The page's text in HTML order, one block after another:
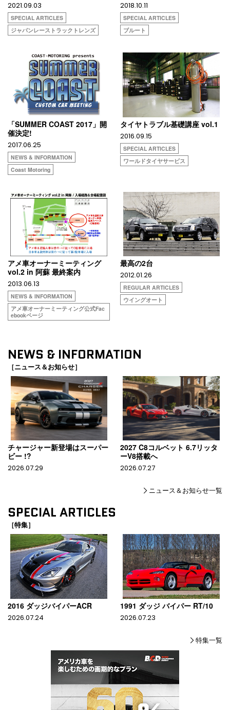
2021.09.03
SPECIAL ARTICLES
ジャパンレーストラックトレンズ
2018.10.11
SPECIAL ARTICLES
ブルート
「SUMMER COAST 2017」開
催決定!
2017.06.25
NEWS & INFORMATION
Coast Motoring
タイヤトラブル基礎講座 vol.1
2016.09.15
SPECIAL ARTICLES
ワールドタイヤサービス
アメ車オーナーミーティング
vol.2 in 阿蘇 最終案内
2013.06.13
NEWS & INFORMATION
アメ車オーナーミーティング公式Fac
ebookページ
最高の2台
2012.01.26
REGULAR ARTICLES
ウイングオート
NEWS & INFORMATION
［ニュース＆お知らせ］
チャージャー新登場はスーパー
ビー !?
2026.07.29
2027 C8コルベット 6.7リッタ
ーV8搭載へ
2026.07.27
ニュース＆お知らせ一覧
SPECIAL ARTICLES
［特集］
2016 ダッジバイパーACR
2026.07.24
1991 ダッジ バイパー RT/10
2026.07.23
特集一覧